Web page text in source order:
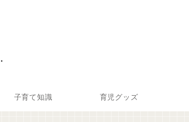
子育て知識 育児グッズ